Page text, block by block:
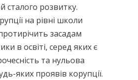
сталого розвитку.
на рівні школи
засадам
в освіті, серед яких є
та нульова
яких проявів корупції.